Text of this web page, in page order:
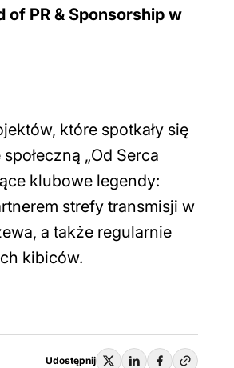
of PR & Sponsorship w
które spotkały się
„Od Serca
klubowe legendy:
strefy transmisji w
a także regularnie
kibiców.
Udostępnij